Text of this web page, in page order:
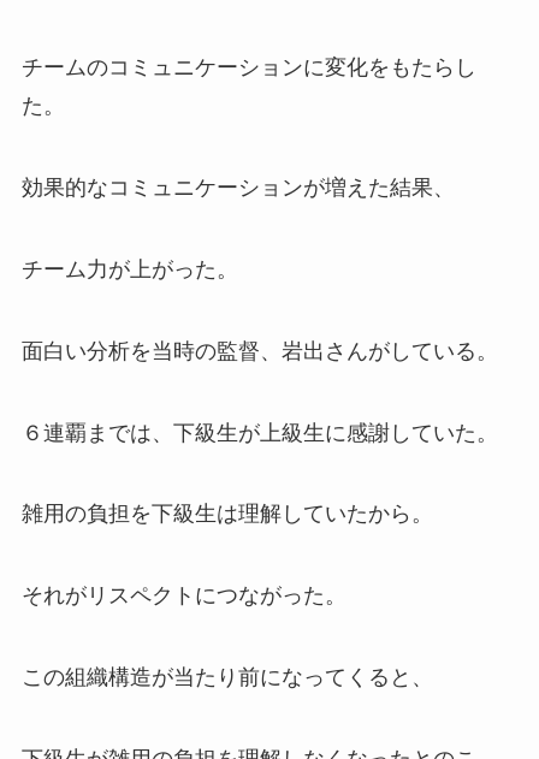
チームのコミュニケーションに変化をもたらし
た。
効果的なコミュニケーションが増えた結果、
チーム力が上がった。
面白い分析を当時の監督、岩出さんがしている。
６連覇までは、下級生が上級生に感謝していた。
雑用の負担を下級生は理解していたから。
それがリスペクトにつながった。
この組織構造が当たり前になってくると、